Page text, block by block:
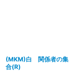
(MKM)白 関係者の集
合(R)